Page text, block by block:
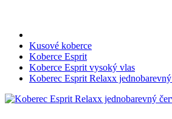
Kusové koberce
Koberce Esprit
Koberce Esprit vysoký vlas
Koberec Esprit Relaxx